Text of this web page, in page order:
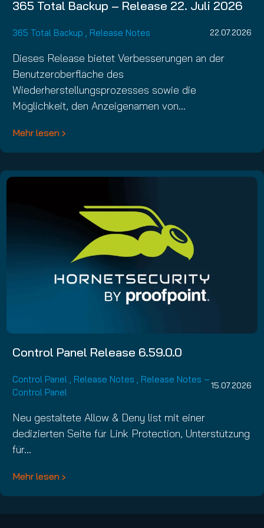
365 Total Backup – Release 22. Juli 2026
365 Total Backup Release Notes 22.07.2026
Dieses Release bietet Verbesserungen an der
Benutzeroberfläche des
Wiederherstellungsprozesses sowie die
Möglichkeit, den Anzeigenamen von…
Mehr lesen
Control Panel Release 6.59.0.0
Control Panel , Release Notes , Release Notes –
Control Panel
15.07.2026
Neu gestaltete Allow & Deny list mit einer
dedizierten Seite für Link Protection, Unterstützung
für…
Mehr lesen